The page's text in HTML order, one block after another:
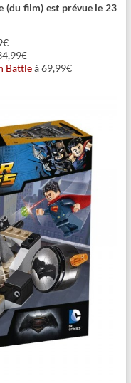
(du film) est prévue le 23
Battleà 69,99€